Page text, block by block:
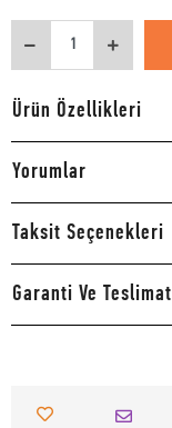
Ürün Özellikleri
Yorumlar
Taksit Seçenekleri
Garanti Ve Teslimat